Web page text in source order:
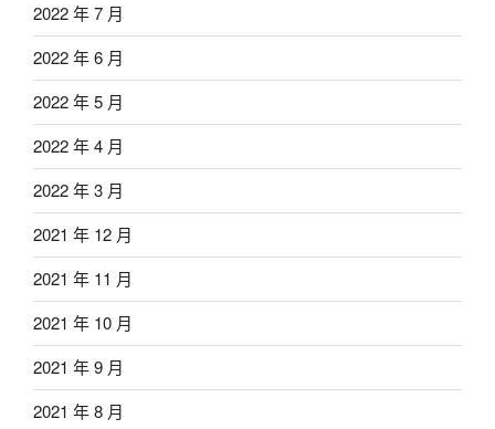
2022 年 7 月
2022 年 6 月
2022 年 5 月
2022 年 4 月
2022 年 3 月
2021 年 12 月
2021 年 11 月
2021 年 10 月
2021 年 9 月
2021 年 8 月